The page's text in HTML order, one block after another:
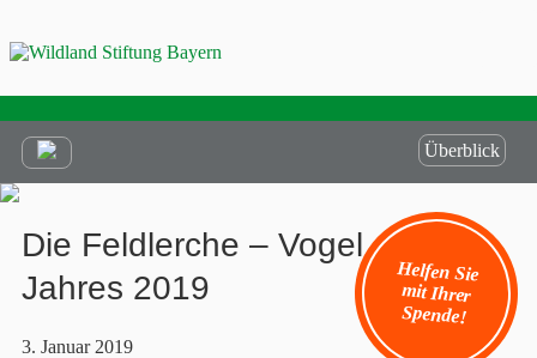
Helfen Sie
mit Ihrer
Spende!
Überblick
Die Feldlerche – Vogel des
Jahres 2019
3. Januar 2019